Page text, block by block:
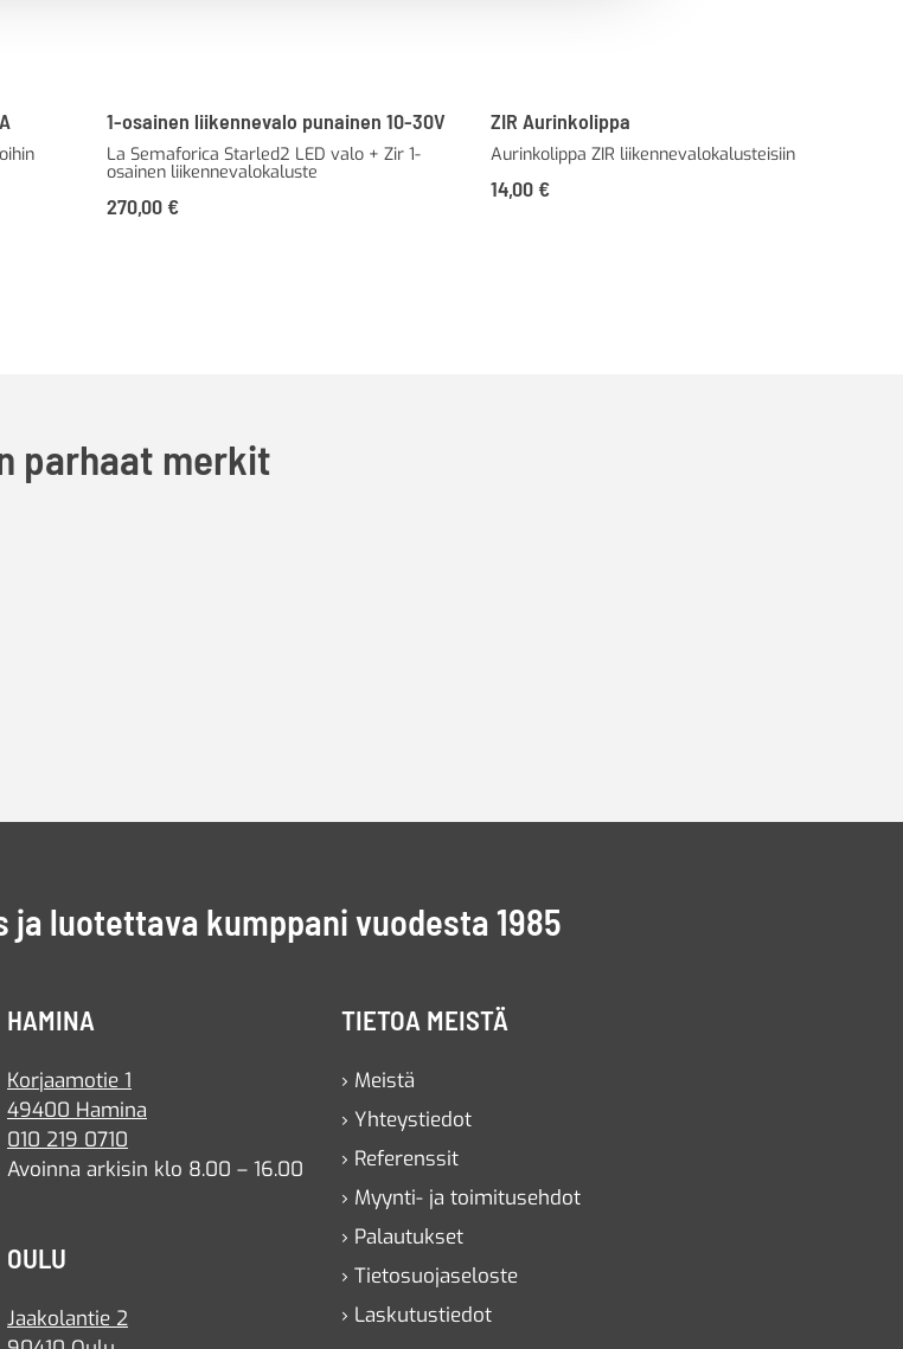
1-osainen liikennevalo punainen 10-30V
La Semaforica Starled2 LED valo + Zir 1-
osainen liikennevalokaluste
270,00 €
ZIR Aurinkolippa
Aurinkolippa ZIR liikennevalokalusteisiin
14,00 €
parhaat merkit
ja luotettava kumppani vuodesta 1985
HAMINA
Korjaamotie 1
49400 Hamina
010 219 0710
Avoinna arkisin klo 8.00 – 16.00
OULU
Jaakolantie 2
TIETOA MEISTÄ
› Meistä
› Yhteystiedot
› Referenssit
› Myynti- ja toimitusehdot
› Palautukset
› Tietosuojaseloste
› Laskutustiedot